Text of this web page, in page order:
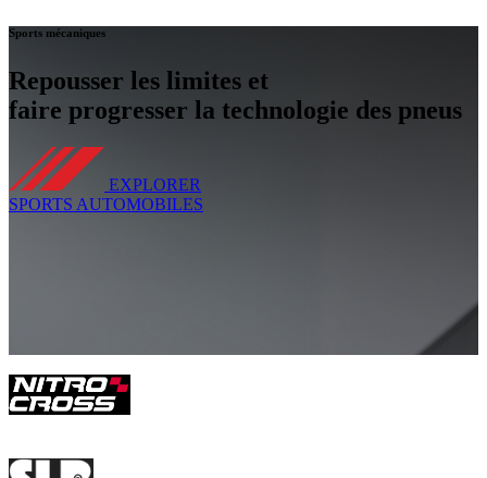
Sports mécaniques
Repousser les limites et
faire progresser la technologie des pneus
EXPLORER
SPORTS AUTOMOBILES